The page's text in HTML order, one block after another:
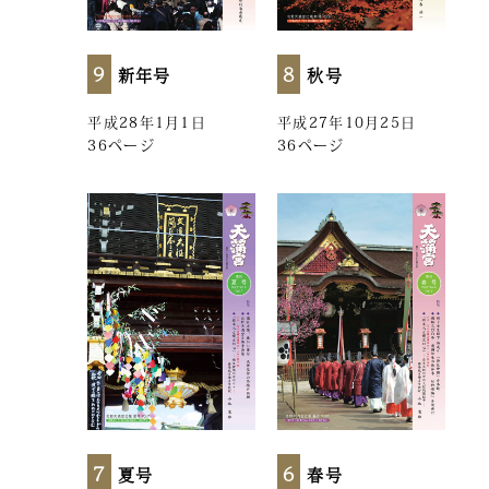
9 新年号
平成28年1月1日
36ページ
8 秋号
平成27年10月25日
36ページ
7 夏号 6 春号